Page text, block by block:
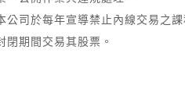
公司於每年宣導禁止內線交易之
閉期間交易其股票。